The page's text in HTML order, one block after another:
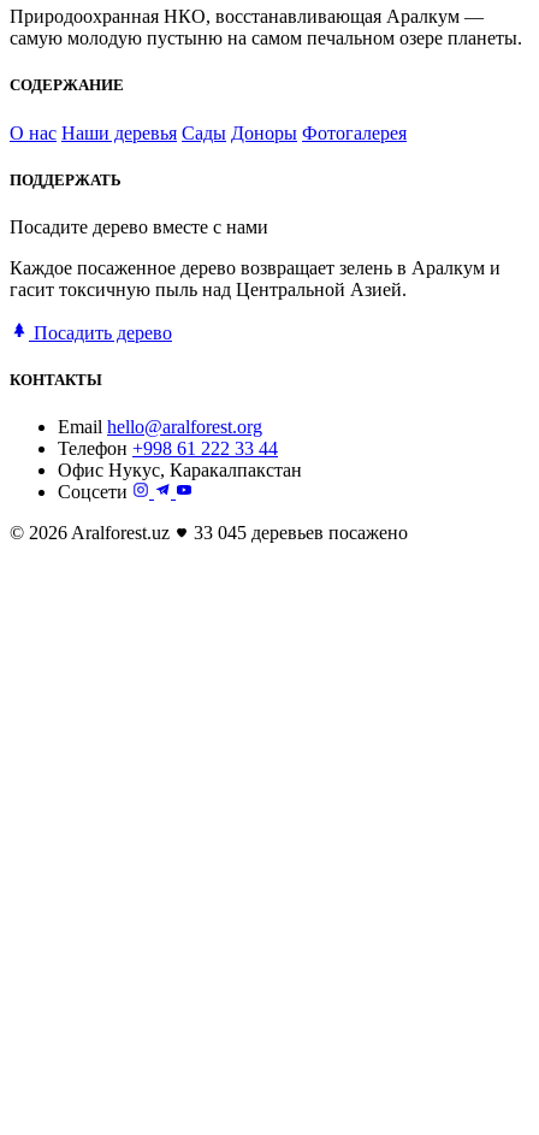
Природоохранная НКО, восстанавливающая Аралкум —
самую молодую пустыню на самом печальном озере планеты.
СОДЕРЖАНИЕ
О нас Наши деревья Сады Доноры Фотогалерея
ПОДДЕРЖАТЬ
Посадите дерево вместе с нами
Каждое посаженное дерево возвращает зелень в Аралкум и
гасит токсичную пыль над Центральной Азией.
Посадить дерево
КОНТАКТЫ
Email hello@aralforest.org
Телефон +998 61 222 33 44
Офис Нукус, Каракалпакстан
Соцсети
© 2026 Aralforest.uz
33 045 деревьев посажено